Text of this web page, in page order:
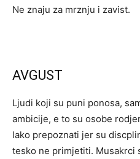
Ne znaju za mrznju i zavist.
AVGUST
Ljudi koji su puni ponosa,
ambicije, e to su osobe
lako prepoznati jer su
tesko ne primjetiti. Musakrci